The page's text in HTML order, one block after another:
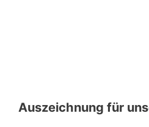
Auszeichnung für